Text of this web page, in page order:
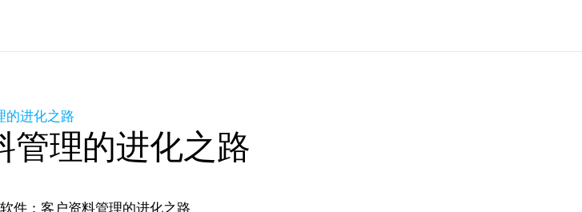
的进化之路
管理的进化之路